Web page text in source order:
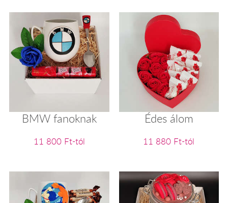
BMW fanoknak
11 800 Ft-tól
Édes álom
11 880 Ft-tól